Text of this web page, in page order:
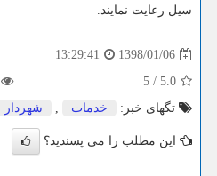
سیل رعایت نمایند.
1398/01/06
13:29:41
5.0
/
5
تگهای خبر:
خدمات , شهردار
این مطلب را می پسندید؟